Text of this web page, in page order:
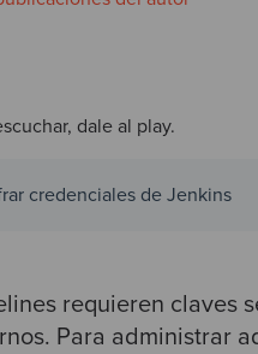
dale al play.
credenciales de Jenkins
requieren claves
Para administrar